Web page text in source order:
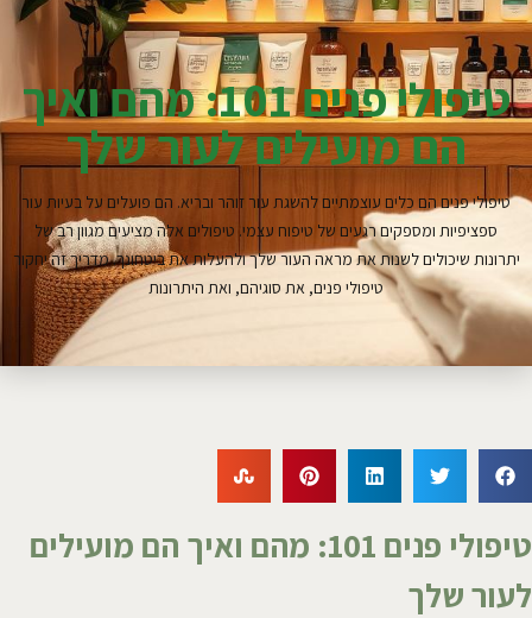
טיפולי פנים 101: מהם ואיך
הם מועילים לעור שלך
טיפולי פנים הם כלים עוצמתיים להשגת עור זוהר ובריא. הם פועלים על בעיות עור
ספציפיות ומספקים רגעים של טיפוח עצמי. טיפולים אלה מציעים מגוון רב של
יתרונות שיכולים לשנות את מראה העור שלך ולהעלות את ביטחונך. מדריך זה יחקור
טיפולי פנים, את סוגיהם, ואת היתרונות
טיפולי פנים 101: מהם ואיך הם מועילים
לעור שלך